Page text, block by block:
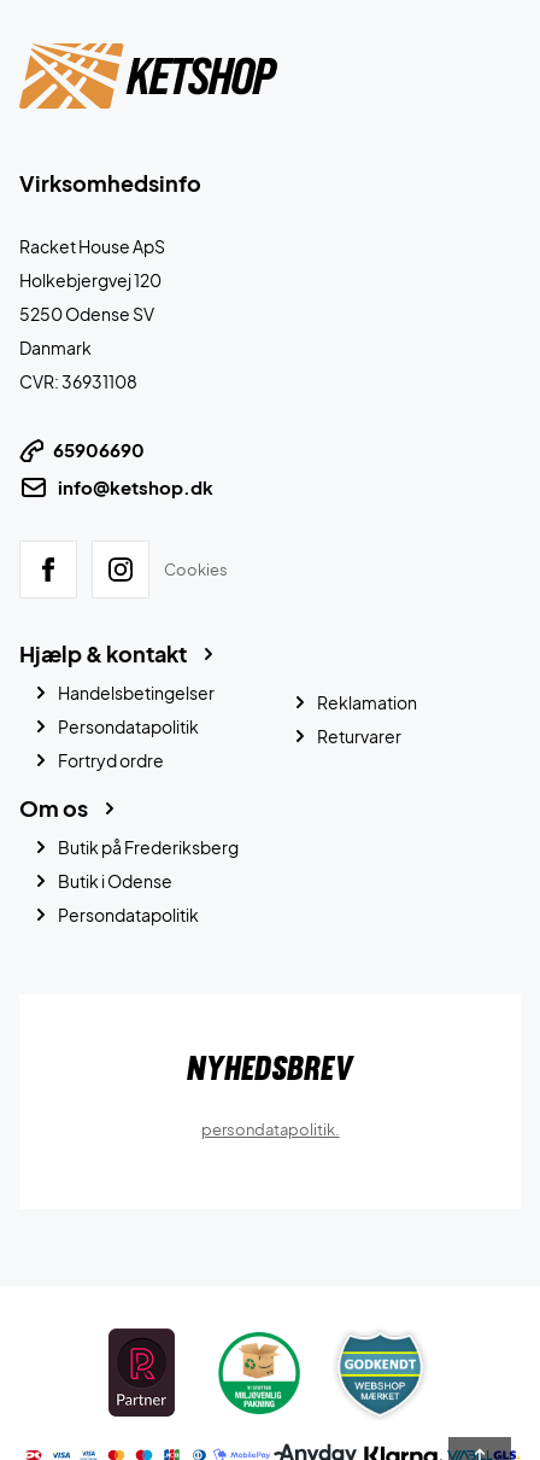
Virksomhedsinfo
Racket House ApS
Holkebjergvej 120
5250 Odense SV
Danmark
CVR: 36931108
65906690
info@ketshop.dk
Cookies
Hjælp & kontakt
Handelsbetingelser
Persondatapolitik
Fortryd ordre
Reklamation
Returvarer
Om os
Butik på Frederiksberg
Butik i Odense
Persondatapolitik
Nyhedsbrev
persondatapolitik.